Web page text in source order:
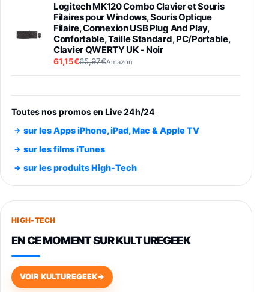
Logitech MK120 Combo Clavier et Souris
Filaires pour Windows, Souris Optique
Filaire, Connexion USB Plug And Play,
Confortable, Taille Standard, PC/Portable,
Clavier QWERTY UK - Noir
61,15€65,97€Amazon
entraénement direct 3 vitesses (33-45-78
trs/min) avec pre-ampli intégré et port USB
Smartphone SAMSUNG Galaxy S26 Ultra
891,99€1199€Fnac (Vendeur Tiers)
Smartphone SAMSUNG Galaxy S26+ Violet
749,99€
648,63€834,71€
Toutes nos promos en Live 24h/24
sur les Apps iPhone, iPad, Mac & Apple TV
sur les films iTunes
sur les produits High-Tech
HIGH-TECH
EN CE MOMENT SUR KULTUREGEEK
VOIR KULTUREGEEK→